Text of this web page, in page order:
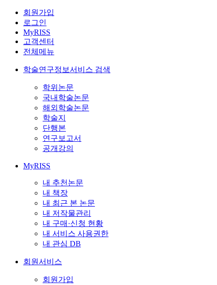
회원가입
로그인
MyRISS
고객센터
전체메뉴
학술연구정보서비스 검색
학위논문
국내학술논문
해외학술논문
학술지
단행본
연구보고서
공개강의
MyRISS
내 추천논문
내 책장
내 최근 본 논문
내 저작물관리
내 구매·신청 현황
내 서비스 사용권한
내 관심 DB
회원서비스
회원가입